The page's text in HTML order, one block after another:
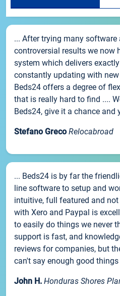
... After trying many software
controversial results we now
system which delivers
constantly updating with
Beds24 offers a degree of
that is really hard to find ....
Beds24, give it a chance and
Stefano Greco Relocabroad
... Beds24 is by far the
line software to setup and
intuitive, full featured and
with Xero and Paypal is
to easily do things we never
support is fast, and
reviews for companies, but
can't say enough good
John H. Honduras Shores